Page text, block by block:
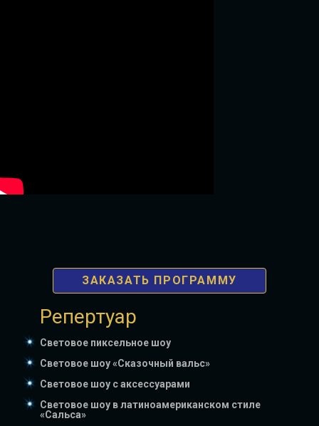
Репертуар
Световое пиксельное шоу
Световое шоу «Сказочный вальс»
Световое шоу с аксессуарами
Световое шоу в латиноамериканском стиле
«Cальса»
ЗАКАЗАТЬ ПРОГРАММУ